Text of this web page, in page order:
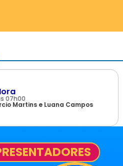
07h00
Martins e Luana Campos